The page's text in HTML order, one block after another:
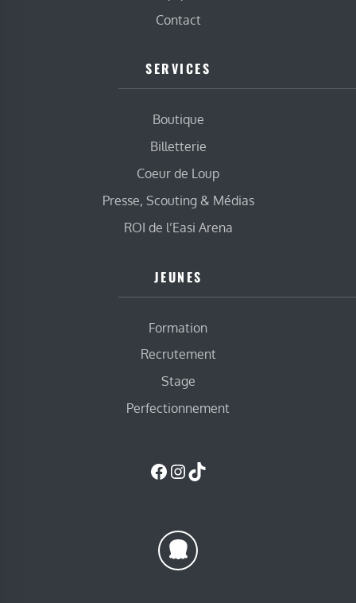
Contact
SERVICES
Boutique
Billetterie
Coeur de Loup
Presse, Scouting & Médias
ROI de l’Easi Arena
JEUNES
Formation
Recrutement
Stage
Perfectionnement
Facebook
Instagram
TikTok